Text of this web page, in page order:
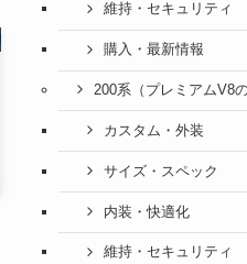
維持・セキュリティ
購入・最新情報
200系（プレミアムV8の
カスタム・外装
サイズ・スペック
内装・快適化
維持・セキュリティ